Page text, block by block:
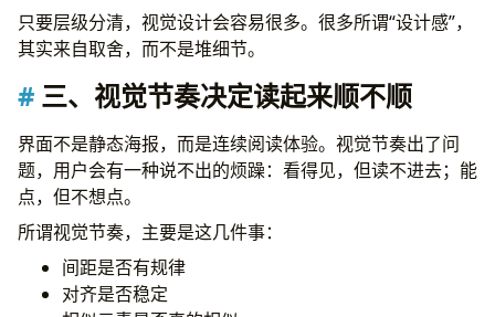
只要层级分清，视觉设计会容易很多。很多所谓“设计感”，
其实来自取舍，而不是堆细节。
三、视觉节奏决定读起来顺不顺
界面不是静态海报，而是连续阅读体验。视觉节奏出了问
题，用户会有一种说不出的烦躁：看得见，但读不进去；能
点，但不想点。
所谓视觉节奏，主要是这几件事：
间距是否有规律
对齐是否稳定